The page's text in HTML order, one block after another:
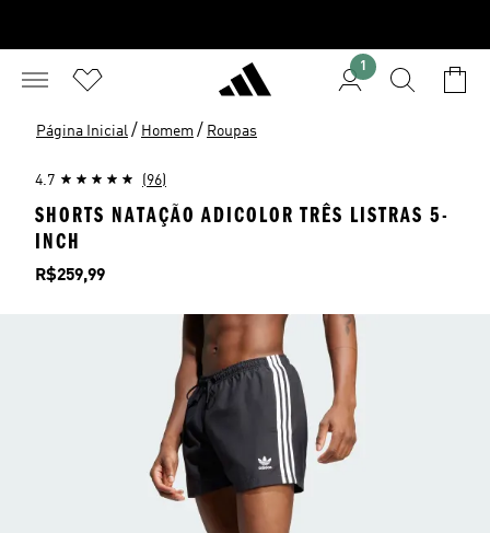
1
Página Inicial / Homem / Roupas
4.7 (96)
SHORTS NATAÇÃO ADICOLOR TRÊS LISTRAS 5-
INCH
Preço
R$259,99